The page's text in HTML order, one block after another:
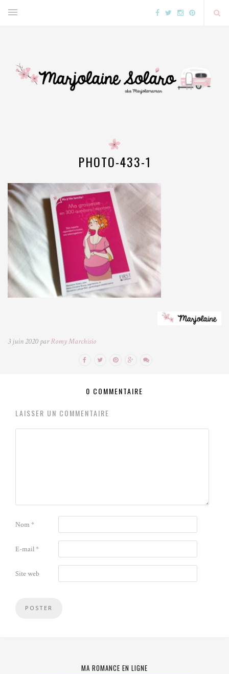
PHOTO-433-1
3 juin 2020 parRomy Marchisio
0 COMMENTAIRE
LAISSER UN COMMENTAIRE
Nom*
E-mail*
Site web
MA ROMANCE EN LIGNE